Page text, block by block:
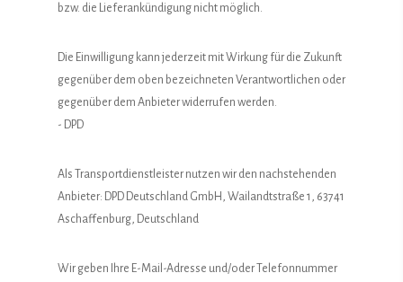
bzw. die Lieferankündigung nicht möglich.
Die Einwilligung kann jederzeit mit Wirkung für die Zukunft
gegenüber dem oben bezeichneten Verantwortlichen oder
gegenüber dem Anbieter widerrufen werden.
- DPD
Als Transportdienstleister nutzen wir den nachstehenden
Anbieter: DPD Deutschland GmbH, Wailandtstraße 1, 63741
Aschaffenburg, Deutschland
Wir geben Ihre E-Mail-Adresse und/oder Telefonnummer